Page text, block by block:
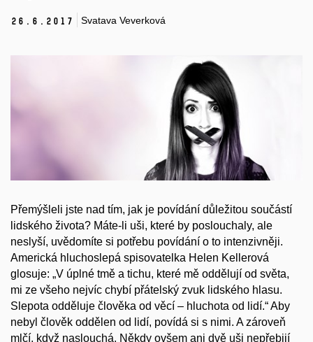
26. 6. 2017 Svatava Veverková
Přemýšleli jste nad tím, jak je povídání důležitou součástí
lidského života? Máte-li uši, které by poslouchaly, ale
neslyší, uvědomíte si potřebu povídání o to intenzivněji.
Americká hluchoslepá spisovatelka Helen Kellerová
glosuje: „V úplné tmě a tichu, které mě oddělují od světa,
mi ze všeho nejvíc chybí přátelský zvuk lidského hlasu.
Slepota odděluje člověka od věcí – hluchota od lidí.“ Aby
nebyl člověk oddělen od lidí, povídá si s nimi. A zároveň
mlčí, když naslouchá. Někdy ovšem ani dvě uši nepřebijí